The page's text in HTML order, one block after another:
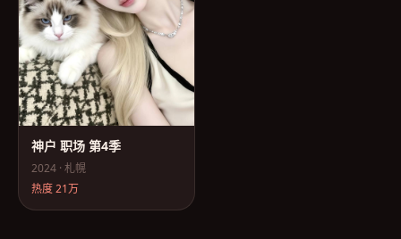
神户 职场 第4季
2024 · 札幌
热度21万